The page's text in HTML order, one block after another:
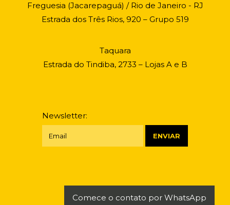
Freguesia (Jacarepaguá) / Rio de Janeiro - RJ
Estrada dos Três Rios, 920 – Grupo 519
Taquara
Estrada do Tindiba, 2733 – Lojas A e B
Newsletter:
Comece o contato por WhatsApp